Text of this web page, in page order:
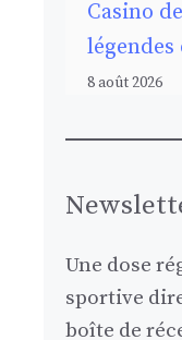
Casino
8 août 2026
Une dose
sportive
boîte de